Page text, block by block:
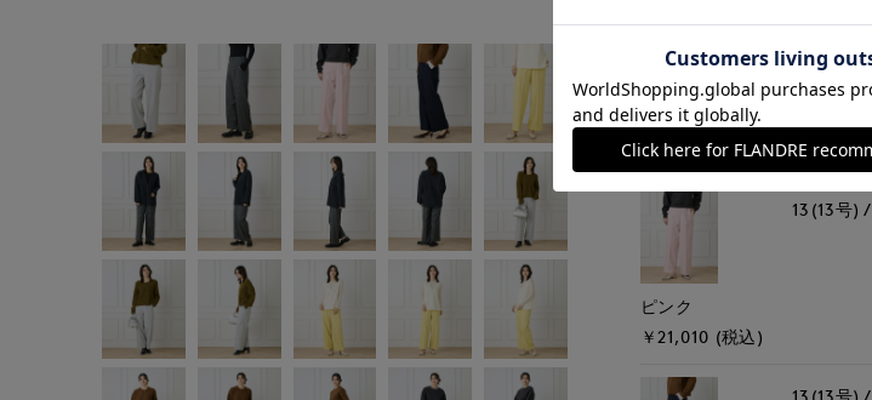
チャコールグレー
￥21,010 (税込)
13(13号)
ピンク
￥21,010 (税込)
13(13号)
13(13号)